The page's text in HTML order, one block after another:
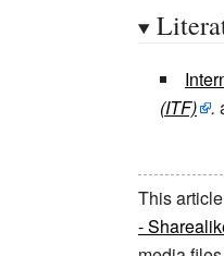
(ITF) .
This
-